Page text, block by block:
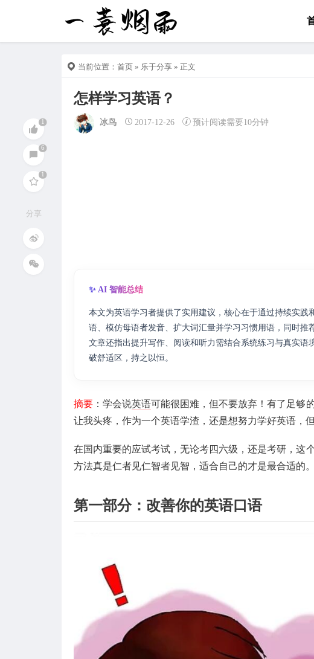
当前位置： 首页 » 乐于分享 » 正文
怎样学习英语？
冰鸟 2017-12-26 预计阅读需要10分钟
✨ AI 智能总结
本文为英语学习者提供了实用建议，核心在于通过持续实
语、模仿母语者发音、扩大词汇量并学习习惯用语，同时推
文章还指出提升写作、阅读和听力需结合系统练习与真实
破舒适区，持之以恒。
摘要 ：学会说英语可能很困难，但不要放弃！有了足够
让我头疼，作为一个英语学渣，还是想努力学好英语，
在国内重要的应试考试，无论考四六级，还是考研，这
方法真是仁者见仁智者见智，适合自己的才是最合适的。
第一部分：改善你的英语口语
分享